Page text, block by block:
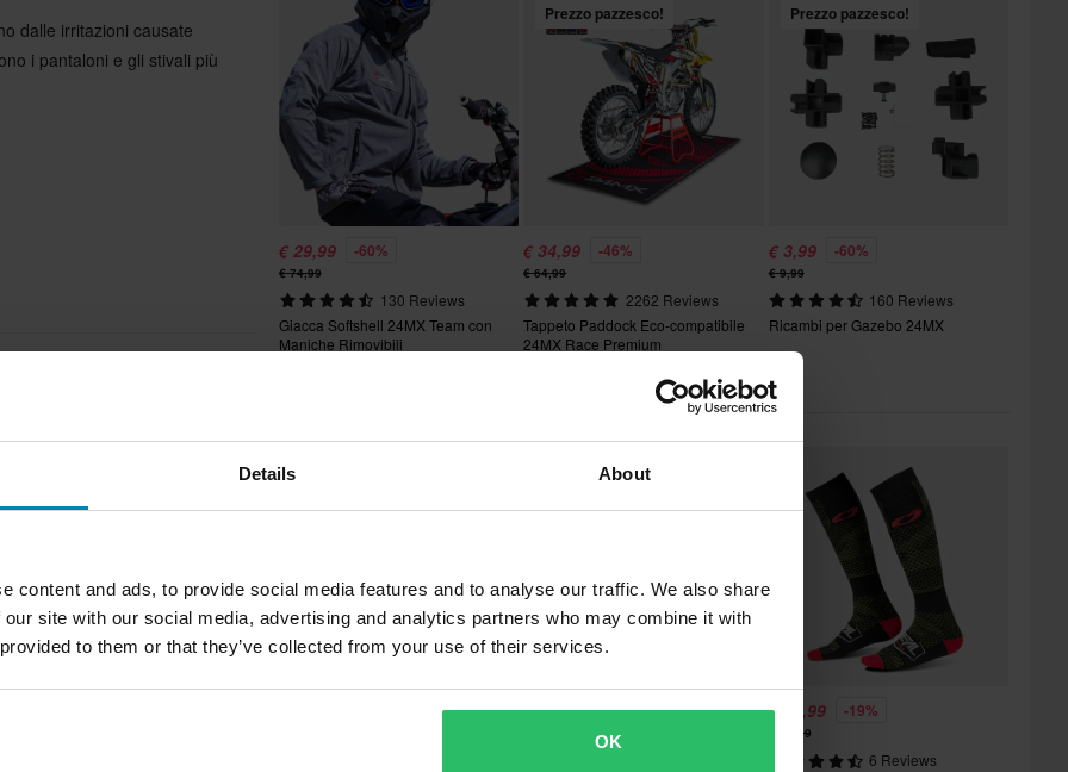
Details About
content and ads, to provide social media features and to analyse our traffic. We also share
site with our social media, advertising and analytics partners who may combine it with
to them or that they’ve collected from your use of their services.
OK
dalle irritazioni causate
i pantaloni e gli stivali più
del nostro meglio per
valida entro 14 giorni
ricambi e accessori per cross
€ 29,99 -60%
€ 74,99
130 Reviews
Giacca Softshell 24MX Team con
Maniche Rimovibili
Prezzo pazzesco!
€ 34,99 -46%
€ 64,99
2262 Reviews
Tappeto Paddock Eco-compatibile
24MX Race Premium
Prezzo pazzesco!
€ 3,99 -60%
€ 9,99
160 Reviews
Ricambi per Gazebo 24MX
I più popolari in Calze
Prezzo pazzesco!
€ 41,99 -16% € 12,99 -19%
€ 15,99
6 Reviews